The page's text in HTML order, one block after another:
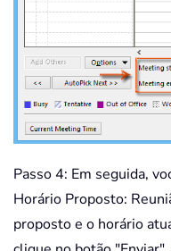
Passo 4: Em seguida,
Horário Proposto:
proposto e o horário